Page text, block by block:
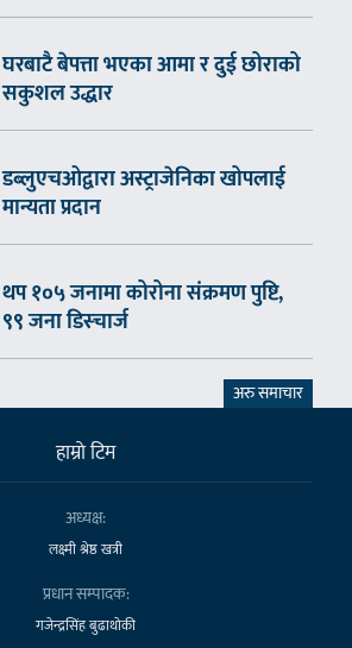
घरबाटै बेपत्ता भएका आमा र दुई छोराको
सकुशल उद्धार
डब्लुएचओद्वारा अस्ट्राजेनिका खोपलाई
मान्यता प्रदान
थप १०५ जनामा कोरोना संक्रमण पुष्टि,
९९ जना डिस्चार्ज
अरु समाचार
हाम्राे टिम
अध्यक्ष:
लक्ष्मी श्रेष्ठ खत्री
प्रधान सम्पादक:
गजेन्द्रसिंह बुढाथोकी